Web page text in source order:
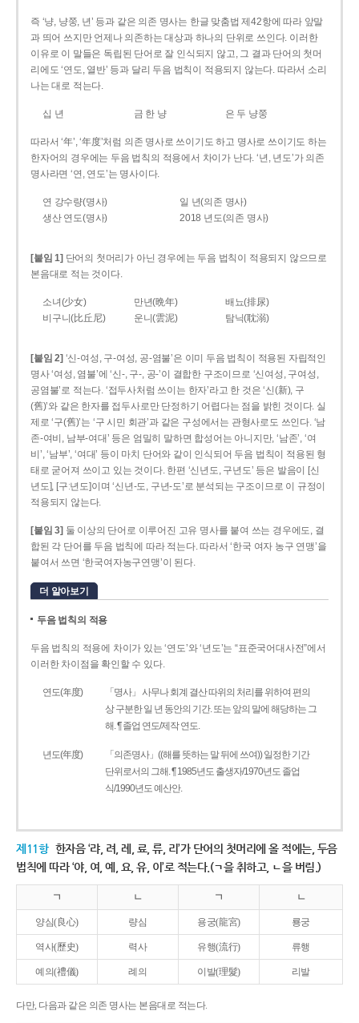
즉 ‘냥, 냥쭝, 년’ 등과 같은 의존 명사는 한글 맞춤법 제42항에 따라 앞말
과 띄어 쓰지만 언제나 의존하는 대상과 하나의 단위로 쓰인다. 이러한
이유로 이 말들은 독립된 단어로 잘 인식되지 않고, 그 결과 단어의 첫머
리에도 ‘연도, 열반’ 등과 달리 두음 법칙이 적용되지 않는다. 따라서 소리
나는 대로 적는다.
십 년 금 한 냥 은 두 냥쭝
따라서 ‘年’, ‘年度’처럼 의존 명사로 쓰이기도 하고 명사로 쓰이기도 하는
한자어의 경우에는 두음 법칙의 적용에서 차이가 난다. ‘년, 년도’가 의존
명사라면 ‘연, 연도’는 명사이다.
연 강수량(명사)
일 년(의존 명사)
생산 연도(명사)
2018 년도(의존 명사)
[붙임 1] 단어의 첫머리가 아닌 경우에는 두음 법칙이 적용되지 않으므로
본음대로 적는 것이다.
소녀(少女) 만년(晩年)
배뇨(排尿)
비구니(比丘尼)
운니(雲泥) 탐닉(耽溺)
[붙임 2] ‘신-여성, 구-여성, 공-염불’은 이미 두음 법칙이 적용된 자립적인
명사 ‘여성, 염불’에 ‘신-, 구-, 공-’이 결합한 구조이므로 ‘신여성, 구여성,
공염불’로 적는다. ‘접두사처럼 쓰이는 한자’라고 한 것은 ‘신(新), 구
(舊)’와 같은 한자를 접두사로만 단정하기 어렵다는 점을 밝힌 것이다. 실
제로 ‘구(舊)’는 ‘구 시민 회관’과 같은 구성에서는 관형사로도 쓰인다. ‘남
존­-여비, 남부-­여대’ 등은 엄밀히 말하면 합성어는 아니지만, ‘남존’, ‘여
비’, ‘남부’, ‘여대’ 등이 마치 단어와 같이 인식되어 두음 법칙이 적용된 형
태로 굳어져 쓰이고 있는 것이다. 한편 ‘신년도, 구년도’ 등은 발음이 [신
년도], [구ː년도]이며 ‘신년­-도, 구년-­도’로 분석되는 구조이므로 이 규정이
적용되지 않는다.
[붙임 3] 둘 이상의 단어로 이루어진 고유 명사를 붙여 쓰는 경우에도, 결
합된 각 단어를 두음 법칙에 따라 적는다. 따라서 ‘한국 여자 농구 연맹’을
붙여서 쓰면 ‘한국여자농구연맹’이 된다.
더 알아보기
두음 법칙의 적용
두음 법칙의 적용에 차이가 있는 ‘연도’와 ‘년도’는 “표준국어대사전”에서
이러한 차이점을 확인할 수 있다.
연도(年度)
「명사」 사무나 회계 결산 따위의 처리를 위하여 편의
상 구분한 일 년 동안의 기간. 또는 앞의 말에 해당하는 그
해. ¶ 졸업 연도/제작 연도.
년도(年度)
「의존명사」((해를 뜻하는 말 뒤에 쓰여)) 일정한 기간
단위로서의 그해. ¶ 1985년도 출생자/1970년도 졸업
식/1990년도 예산안.
제11항 한자음 ‘랴, 려, 례, 료, 류, 리’가 단어의 첫머리에 올 적에는, 두음
법칙에 따라 ‘야, 여, 예, 요, 유, 이’로 적는다.(ㄱ을 취하고, ㄴ을 버림.)
ㄱ ㄴ ㄱ ㄴ
양심(良心) 량심 용궁(龍宮) 룡궁
역사(歷史) 력사 유행(流行) 류행
예의(禮儀) 례의 이발(理髮) 리발
다만, 다음과 같은 의존 명사는 본음대로 적는다.